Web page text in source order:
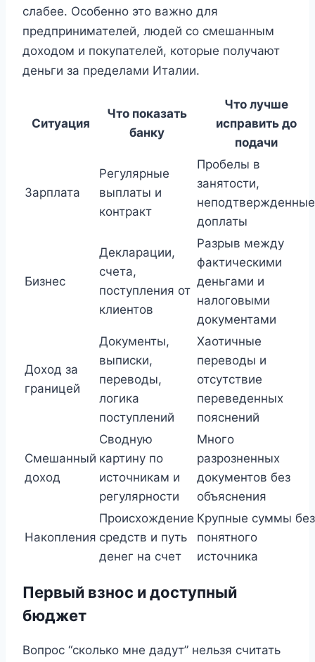
слабее. Особенно это важно для
предпринимателей, людей со смешанным
доходом и покупателей, которые получают
деньги за пределами Италии.
Ситуация
Что показать
банку
Что лучше
исправить до
подачи
Зарплата
Регулярные
выплаты и
контракт
Пробелы в
занятости,
неподтвержденные
доплаты
Бизнес
Декларации,
счета,
поступления от
клиентов
Разрыв между
фактическими
деньгами и
налоговыми
документами
Доход за
границей
Документы,
выписки,
переводы,
логика
поступлений
Хаотичные
переводы и
отсутствие
переведенных
пояснений
Смешанный
доход
Сводную
картину по
источникам и
регулярности
Много
разрозненных
документов без
объяснения
Накопления
Происхождение
средств и путь
денег на счет
Крупные суммы без
понятного
источника
Первый взнос и доступный
бюджет
Вопрос “сколько мне дадут” нельзя считать